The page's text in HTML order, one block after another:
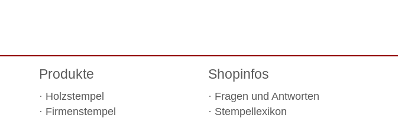
Produkte
Holzstempel
Firmenstempel
Shopinfos
Fragen und Antworten
Stempellexikon